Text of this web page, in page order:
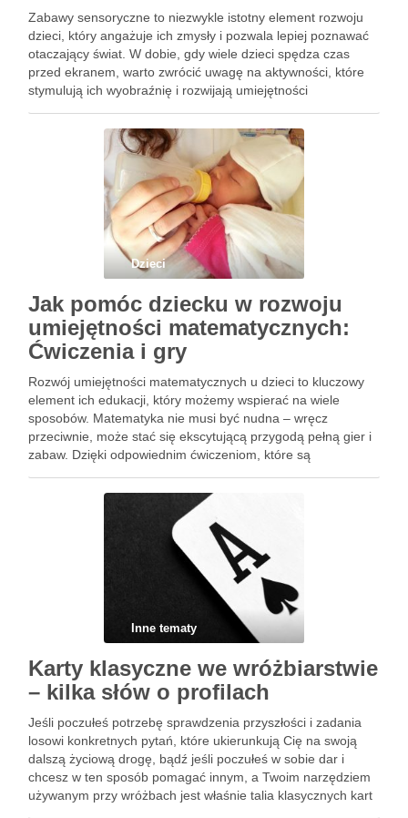
Zabawy sensoryczne to niezwykle istotny element rozwoju
dzieci, który angażuje ich zmysły i pozwala lepiej poznawać
otaczający świat. W dobie, gdy wiele dzieci spędza czas
przed ekranem, warto zwrócić uwagę na aktywności, które
stymulują ich wyobraźnię i rozwijają umiejętności
zabawy, zarówno w domu, …
Dzieci
Jak pomóc dziecku w rozwoju
umiejętności matematycznych:
Ćwiczenia i gry
Rozwój umiejętności matematycznych u dzieci to kluczowy
element ich edukacji, który możemy wspierać na wiele
sposobów. Matematyka nie musi być nudna – wręcz
przeciwnie, może stać się ekscytującą przygodą pełną gier i
zabaw. Dzięki odpowiednim ćwiczeniom, które są
pewność siebie w tej …
Inne tematy
Karty klasyczne we wróżbiarstwie
– kilka słów o profilach
Jeśli poczułeś potrzebę sprawdzenia przyszłości i zadania
losowi konkretnych pytań, które ukierunkują Cię na swoją
dalszą życiową drogę, bądź jeśli poczułeś w sobie dar i
chcesz w ten sposób pomagać innym, a Twoim narzędziem
używanym przy wróżbach jest właśnie talia klasycznych kart